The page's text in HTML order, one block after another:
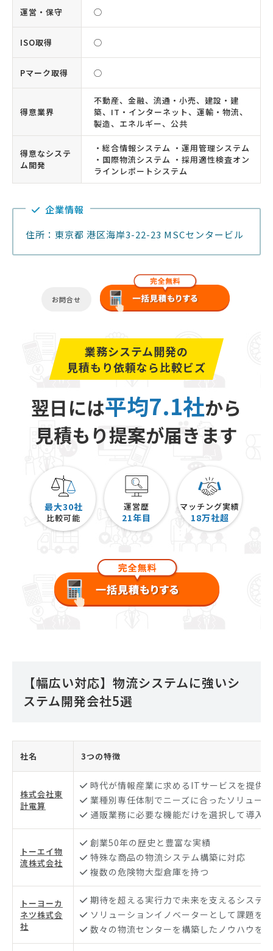
運営・保守 ◯
ISO取得 ◯
Pマーク取得 ◯
得意業界
不動産、金融、流通・小売、建設・建
築、IT・インターネット、運輸・物流、
製造、エネルギー、公共
得意なシステ
ム開発
・総合情報システム ・運用管理システム
・国際物流システム ・採用適性検査オン
ラインレポートシステム
企業情報
住所：東京都 港区海岸3-22-23 MSCセンタービル
お問合せ
業務システム開発の
見積もり依頼なら比較ビズ
翌日には平均7.1社から
見積もり提案が届きます
最大30社
比較可能
運営歴
21年目
マッチング実績
18万社超
【幅広い対応】物流システムに強いシ
ステム開発会社5選
社名 3つの特徴
株式会社東
計電算
時代が情報産業に求めるITサービスを提供
業種別専任体制でニーズに合ったソリュー
通販業務に必要な機能だけを選択して導入
トーエイ物
流株式会社
創業50年の歴史と豊富な実績
特殊な商品の物流システム構築に対応
複数の危険物大型倉庫を持つ
トーヨーカ
ネツ株式会
社
期待を超える実行力で未来を支えるシステ
ソリューションイノベーターとして課題を
数々の物流センターを構築したノウハウを